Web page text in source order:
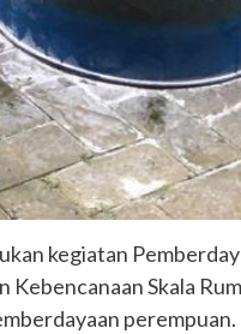
kegiatan
Skala